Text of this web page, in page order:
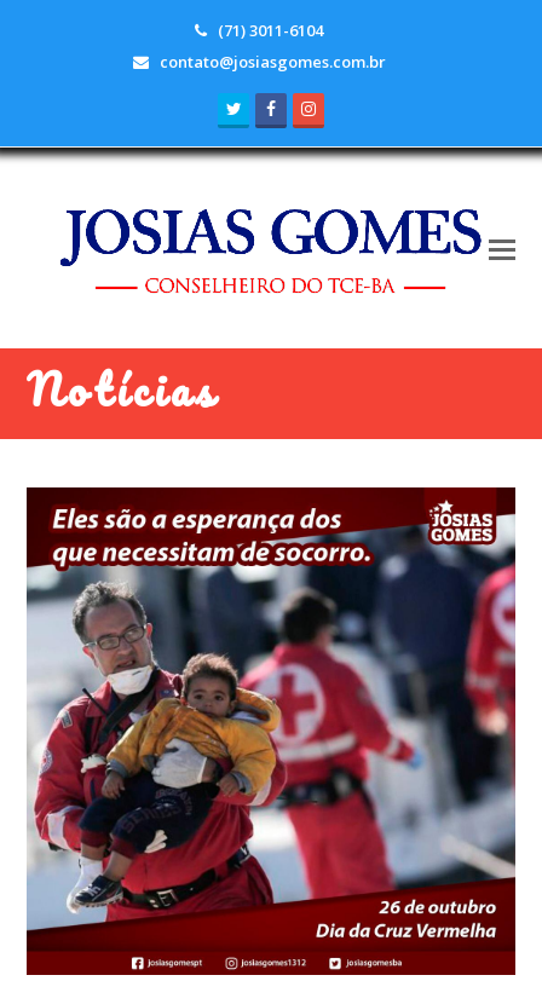
(71) 3011-6104
contato@josiasgomes.com.br
TwitterFacebook
Notícias